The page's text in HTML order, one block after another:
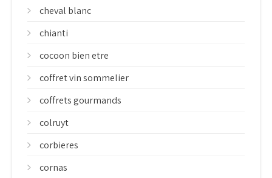
cheval blanc
chianti
cocoon bien etre
coffret vin sommelier
coffrets gourmands
colruyt
corbieres
cornas